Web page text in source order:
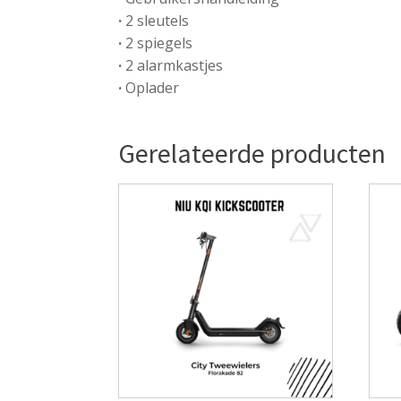
· 2 sleutels
· 2 spiegels
· 2 alarmkastjes
·Oplader
Gerelateerde producten
Deze
optie